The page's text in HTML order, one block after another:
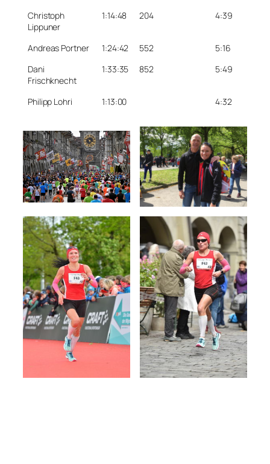
Christoph
Lippuner
1:14:48 204 4:39
Andreas Portner 1:24:42 552
5:16
Dani
Frischknecht
1:33:35 852 5:49
Philipp Lohri 1:13:00 4:32